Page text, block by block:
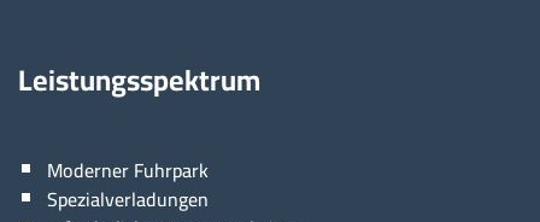
Leistungsspektrum
Moderner Fuhrpark
Spezialverladungen